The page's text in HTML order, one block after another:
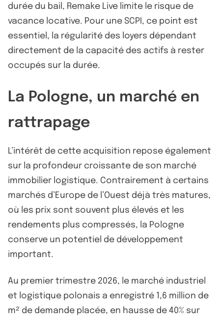
durée du bail, Remake Live limite le risque de
vacance locative. Pour une SCPI, ce point est
essentiel, la régularité des loyers dépendant
directement de la capacité des actifs à rester
occupés sur la durée.
La Pologne, un marché en
rattrapage
L’intérêt de cette acquisition repose également
sur la profondeur croissante de son marché
immobilier logistique. Contrairement à certains
marchés d’Europe de l’Ouest déjà très matures,
où les prix sont souvent plus élevés et les
rendements plus compressés, la Pologne
conserve un potentiel de développement
important.
Au premier trimestre 2026, le marché industriel
et logistique polonais a enregistré 1,6 million de
m² de demande placée, en hausse de 40% sur